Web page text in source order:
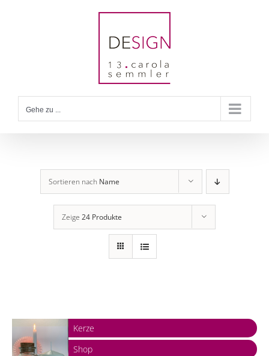
Gehe zu ...
Sortieren nach Name
Zeige 24 Produkte
Kerze
Shop